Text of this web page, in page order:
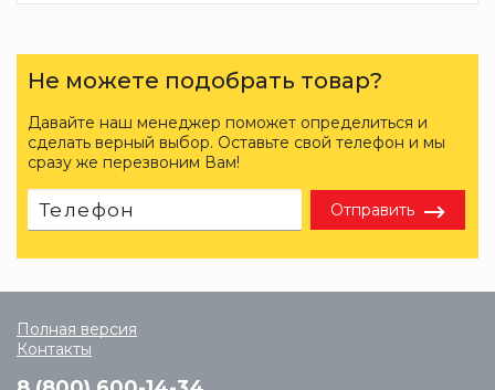
Не можете подобрать товар?
Давайте наш менеджер поможет определиться и
сделать верный выбор. Оставьте свой телефон и мы
сразу же перезвоним Вам!
Отправить
Полная версия
Контакты